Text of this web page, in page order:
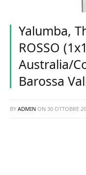
Yalumba,
ROSSO
Australia/
Barossa
BY ADMIN ON 30 OTTOBRE